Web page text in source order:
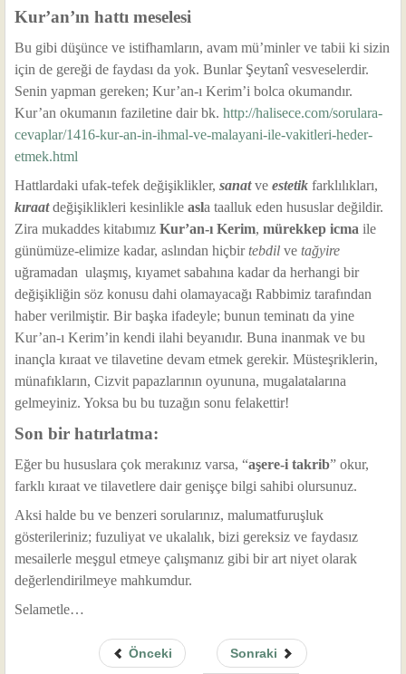
Kur’an’ın hattı meselesi
Bu gibi düşünce ve istifhamların, avam mü’minler ve tabii ki sizin
için de gereği de faydası da yok. Bunlar Şeytanî vesveselerdir.
Senin yapman gereken; Kur’an-ı Kerim’i bolca okumandır.
Kur’an okumanın faziletine dair bk. http://halisece.com/sorulara-
cevaplar/1416-kur-an-in-ihmal-ve-malayani-ile-vakitleri-heder-
etmek.html
Hattlardaki ufak-tefek değişiklikler, sanatve estetik farklılıkları,
kıraatdeğişiklikleri kesinlikle asla taalluk eden hususlar değildir.
Zira mukaddes kitabımız Kur’an-ı Kerim, mürekkep icma ile
günümüze-elimize kadar, aslından hiçbirtebdil ve tağyire
uğramadan ulaşmış, kıyamet sabahına kadar da herhangi bir
değişikliğin söz konusu dahi olamayacağı Rabbimiz tarafından
haber verilmiştir. Bir başka ifadeyle; bunun teminatı da yine
Kur’an-ı Kerim’in kendi ilahi beyanıdır. Buna inanmak ve bu
inançla kıraat ve tilavetine devam etmek gerekir. Müsteşriklerin,
münafıkların, Cizvit papazlarının oyununa, mugalatalarına
gelmeyiniz. Yoksa bu bu tuzağın sonu felakettir!
Son bir hatırlatma:
Eğer bu hususlara çok merakınız varsa, “aşere-i takrib” okur,
farklı kıraat ve tilavetlere dair genişçe bilgi sahibi olursunuz.
Aksi halde bu ve benzeri sorularınız, malumatfuruşluk
gösterileriniz; fuzuliyat ve ukalalık, bizi gereksiz ve faydasız
mesailerle meşgul etmeye çalışmanız gibi bir art niyet olarak
değerlendirilmeye mahkumdur.
Selametle…
Önceki Sonraki